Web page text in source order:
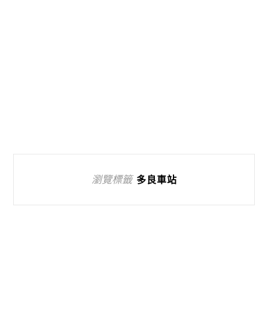
瀏覽標籤 多良車站